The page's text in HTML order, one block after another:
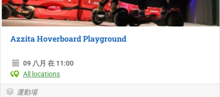
Azzita Hoverboard Playground
09 八月 在 11:00
All locations
運動場